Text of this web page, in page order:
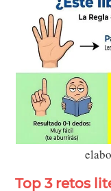
Top 3 retos